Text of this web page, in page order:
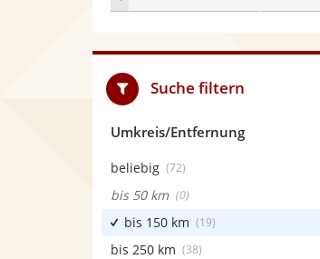
Suche filtern
Umkreis/Entfernung
beliebig (72)
bis 50 km (0)
bis 150 km (19)
bis 250 km (38)